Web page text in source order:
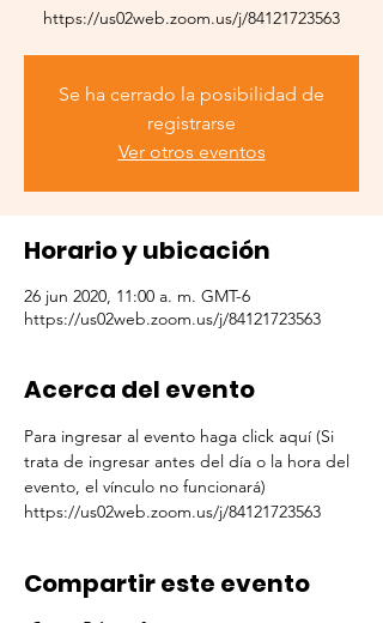
https://us02web.zoom.us/j/84121723563
Se ha cerrado la posibilidad de
registrarse
Ver otros eventos
Horario y ubicación
26 jun 2020, 11:00 a. m. GMT-6
https://us02web.zoom.us/j/84121723563
Acerca del evento
Para ingresar al evento haga click aquí (Si
trata de ingresar antes del día o la hora del
evento, el vínculo no funcionará)
https://us02web.zoom.us/j/84121723563
Compartir este evento